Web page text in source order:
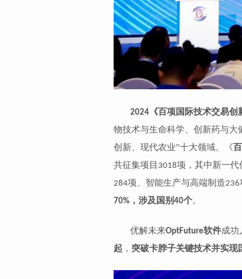
2024 《百项国际技术交易创
物技术与生命科学、创新药与
创新、现代农业”十大领域。 《
共征集项目 3018项 ， 其中新一代
284项、智能生产与高端制造236
70% ，涉及国别 40个。
优解未来OptFuture软件成功
起 ， 突破卡脖子关键技术并实现